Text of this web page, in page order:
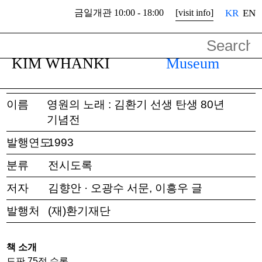
금일개관 10:00 - 18:00 [visit info] KR EN
KIM WHANKI Museum
운영소개
미술관
전시
관람안내
이름
영원의 노래 : 김환기 선생 탄생 80년
기념전
발행연도1993
분류
전시도록
저자
김향안 · 오광수 서문, 이흥우 글
발행처
(재)환기재단
책 소개